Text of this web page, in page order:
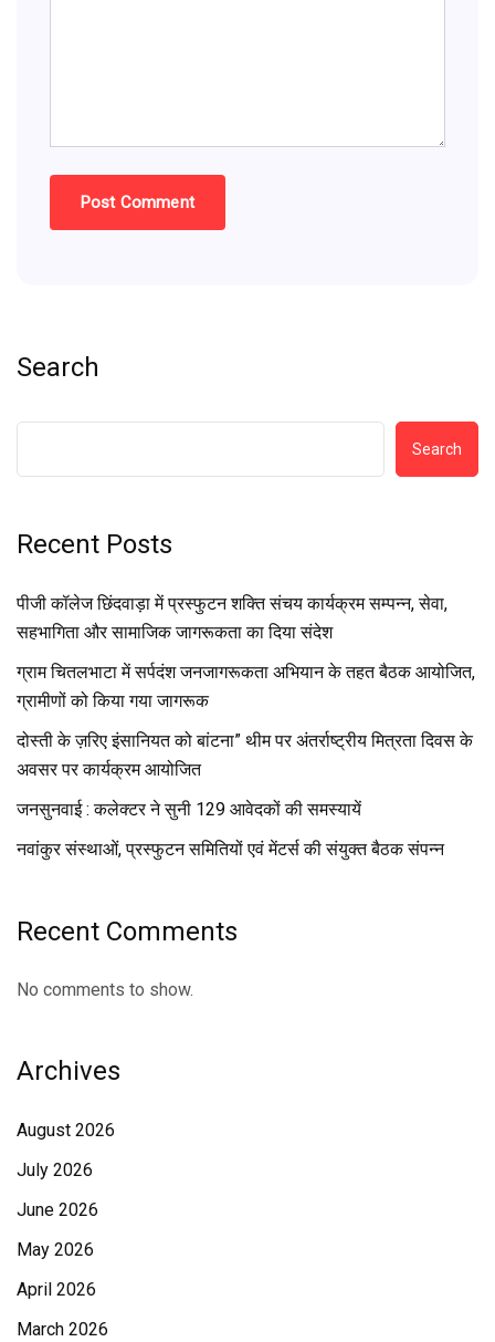
Search
Search
Recent Posts
पीजी कॉलेज छिंदवाड़ा में प्रस्फुटन शक्ति संचय कार्यक्रम सम्पन्न, सेवा,
सहभागिता और सामाजिक जागरूकता का दिया संदेश
ग्राम चितलभाटा में सर्पदंश जनजागरूकता अभियान के तहत बैठक आयोजित,
ग्रामीणों को किया गया जागरूक
दोस्ती के ज़रिए इंसानियत को बांटना” थीम पर अंतर्राष्ट्रीय मित्रता दिवस के
अवसर पर कार्यक्रम आयोजित
जनसुनवाई : कलेक्टर ने सुनी 129 आवेदकों की समस्यायें
नवांकुर संस्थाओं, प्रस्फुटन समितियों एवं मेंटर्स की संयुक्त बैठक संपन्न
Recent Comments
No comments to show.
Archives
August 2026
July 2026
June 2026
May 2026
April 2026
March 2026